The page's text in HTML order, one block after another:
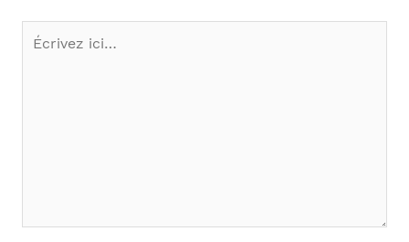
Écrivez